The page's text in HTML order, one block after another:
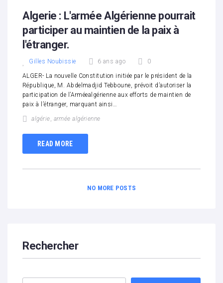
Algerie : L'armée Algérienne pourrait
participer au maintien de la paix à
l'étranger.
Gilles Noubissie 6 ans ago 0
ALGER- La nouvelle Constitution initiée par le président de la
République, M. Abdelmadjid Tebboune, prévoit d’autoriser la
participation de l’Arméealgérienne aux efforts de maintien de
paix à l’étranger, marquant ainsi…
algérie, armée algérienne
READ MORE
NO MORE POSTS
Rechercher